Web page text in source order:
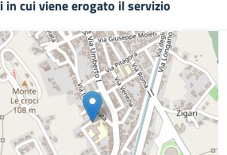
in cui viene erogato il servizio